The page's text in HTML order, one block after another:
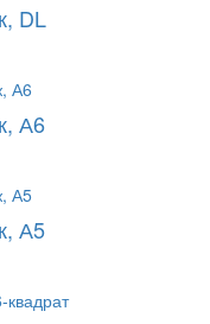
DL
А6
А5